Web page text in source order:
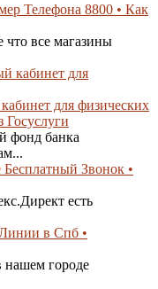
Телефона 8800 • Как
что все магазины
для физических
Госуслуги
фонд банка
Звонок •
есть
в Спб •
городе